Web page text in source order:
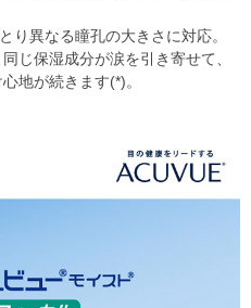
り異なる瞳孔の大きさに対応。
じ保湿成分が涙を引き寄せて、
地が続きます(*)。